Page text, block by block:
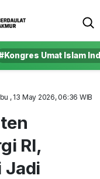
Umat Islam
, 13 May 2026, 06:36 WIB
RI,
Jadi